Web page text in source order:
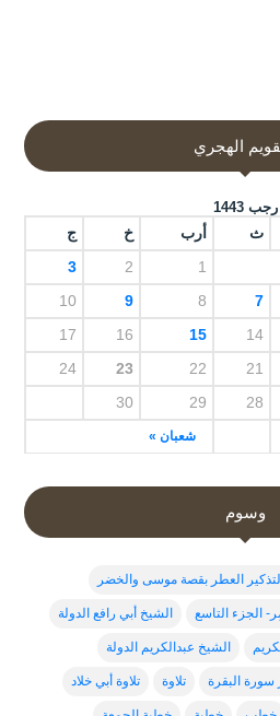
الهجري
رجب 1443
ث أرب خ ج
شعبان »
1
2
3
7
8
9
10
14
15
16
17
21
22
23
24
28
29
30
وسوم
العطر بقصة موسى والخضر
الجزء التاسع الشيخ أبي رافع الدولة
الشيخ عبدالكريم الدولة
سورة البقرة تلاوة تلاوة أبي خلاد